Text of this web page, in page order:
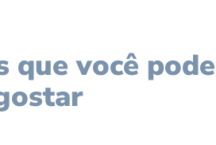
que você pode